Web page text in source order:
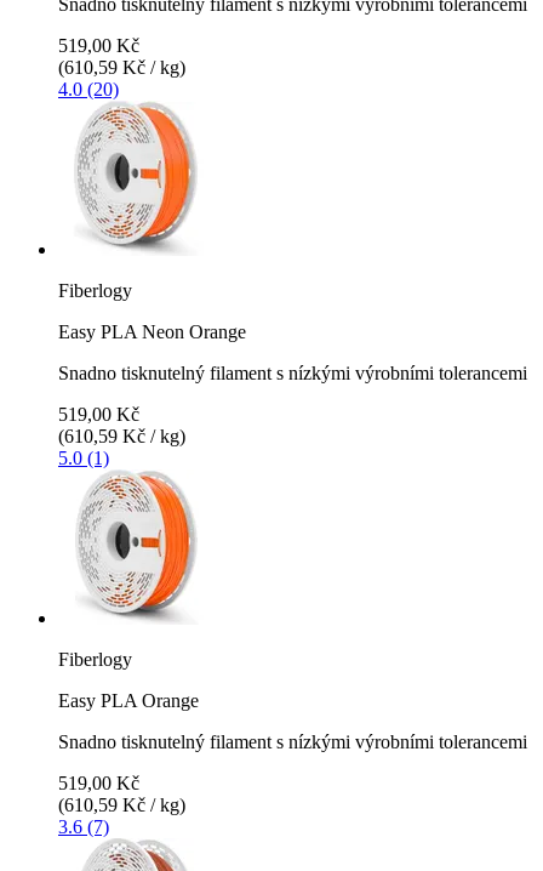
519,00 Kč
(610,59 Kč / kg)
4.0 (20)
Fiberlogy
Easy PLA Neon Orange
Snadno tisknutelný filament s nízkými výrobními tolerancemi
519,00 Kč
(610,59 Kč / kg)
5.0 (1)
Fiberlogy
Easy PLA Orange
Snadno tisknutelný filament s nízkými výrobními tolerancemi
519,00 Kč
(610,59 Kč / kg)
3.6 (7)